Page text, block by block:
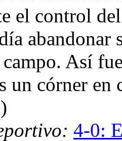
el control
Así
un córner
4-0: